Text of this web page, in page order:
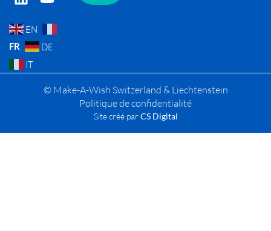
EN
FR
DE
IT
© Make-A-Wish Switzerland & Liechtenstein
Politique de confidentialité
Site créé par CS Digital